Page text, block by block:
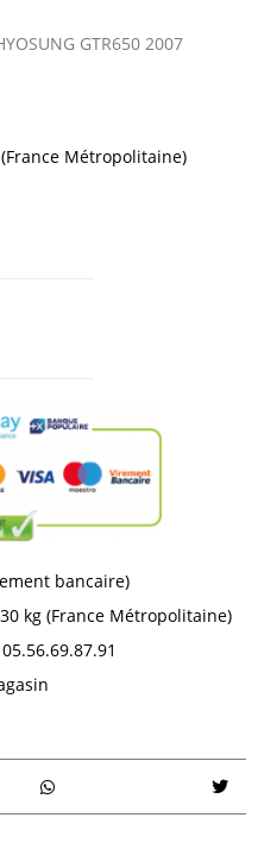
GTR650 2007
Métropolitaine)
bancaire)
kg (France Métropolitaine)